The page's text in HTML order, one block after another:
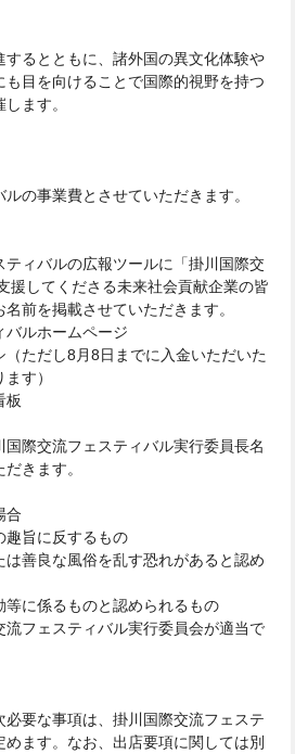
するとともに、諸外国の異文化体験や
も目を向けることで国際的視野を持つ
します。
の事業費とさせていただきます。
ティバルの広報ツールに「掛川国際交
援してくださる未来社会貢献企業の皆
名前を掲載させていただきます。
ルホームページ
（ただし8月8日までに入金いただいた
す）
板
国際交流フェスティバル実行委員長名
だきます。
合
趣旨に反するもの
は善良な風俗を乱す恐れがあると認め
等に係るものと認められるもの
流フェスティバル実行委員会が適当で
必要な事項は、掛川国際交流フェステ
めます。なお、出店要項に関しては別